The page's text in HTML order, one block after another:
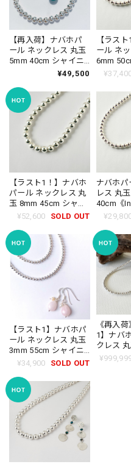
【再入荷】ナバホパ
ール ネックレス 丸玉
5mm 40cm シャイニ
ー《Indian Jewelry》
¥49,500
【ラス
ール ネ
6mm
Jewelry
【ラスト1！】ナバホ
パール ネックレス 丸
玉 8mm 45cm シャイ
ニー《Indian
¥52,600 SOLD OUT
ナバホパ
レス 丸
40cm《
Jewelry
【ラスト1】ナバホパ
ール ネックレス 丸玉
3mm 55cm シャイニ
ー 《Indian Jewelry》¥34,900 SOLD OUT
《再入
1】ナバ
クレス
ん玉